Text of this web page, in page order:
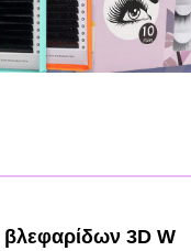
βλεφαρίδων 3D W